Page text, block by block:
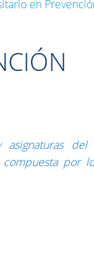
en
por